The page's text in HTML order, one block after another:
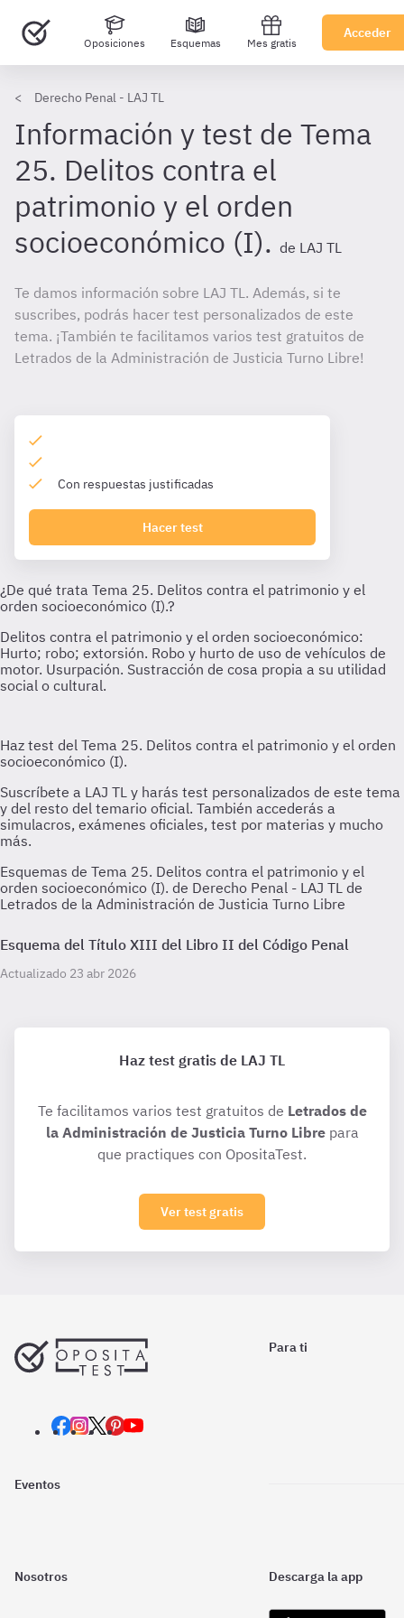
Oposiciones Esquemas Mes gratis
Acceder
Derecho Penal - LAJ TL
Información y test de Tema
25. Delitos contra el
patrimonio y el orden
socioeconómico (I). de LAJ TL
Te damos información sobre LAJ TL. Además, si te
suscribes, podrás hacer test personalizados de este
tema. ¡También te facilitamos varios test gratuitos de
Letrados de la Administración de Justicia Turno Libre!
Con respuestas justificadas
Hacer test
Esquemas de Tema 25. Delitos contra el patrimonio y el
orden socioeconómico (I). de Derecho Penal - LAJ TL de
Letrados de la Administración de Justicia Turno Libre
Esquema del Título XIII del Libro II del Código Penal
Actualizado 23 abr 2026
Haz test gratis de LAJ TL
Te facilitamos varios test gratuitos de Letrados de
la Administración de Justicia Turno Librepara
que practiques con OpositaTest.
Ver test gratis
Para ti
Eventos
Nosotros Descarga la app